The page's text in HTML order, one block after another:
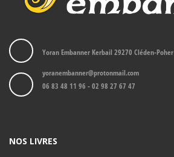
Yoran Embanner Kerbail 29270 Cléden-Poher
yoranembanner@protonmail.com
06 83 48 11 96 - 02 98 27 67 47
NOS LIVRES